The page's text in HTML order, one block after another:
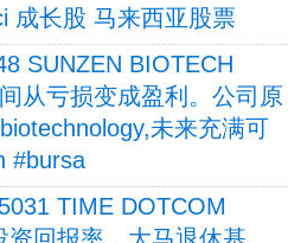
成长股 马来西亚股票
SUNZEN BIOTECH
从亏损变成盈利。公司原
未来充满可
#bursa
TIME DOTCOM
资回报率，大马退休基